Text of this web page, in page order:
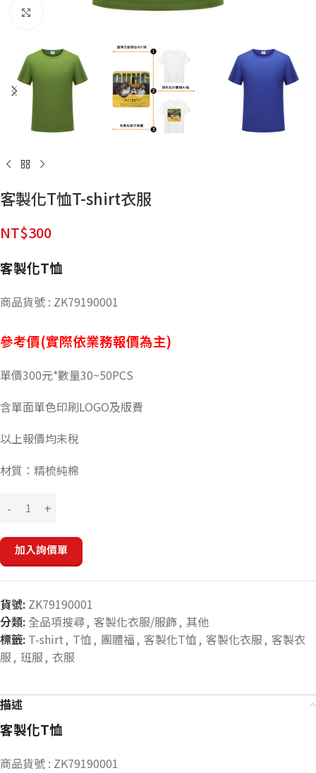
客製化T恤T-shirt衣服
NT$300
客製化T恤
商品貨號 : ZK79190001
參考價(實際依業務報價為主)
單價300元*數量30~50PCS
含單面單色印刷LOGO及版費
以上報價均未稅
材質：精梳純棉
加入詢價單
貨號: ZK79190001
分類: 全品項搜尋, 客製化衣服/服飾, 其他
標籤: T-shirt , T恤 , 團體福 , 客製化T恤 , 客製化衣服 , 客製衣
服 , 班服 , 衣服
描述
客製化T恤
商品貨號 : ZK79190001